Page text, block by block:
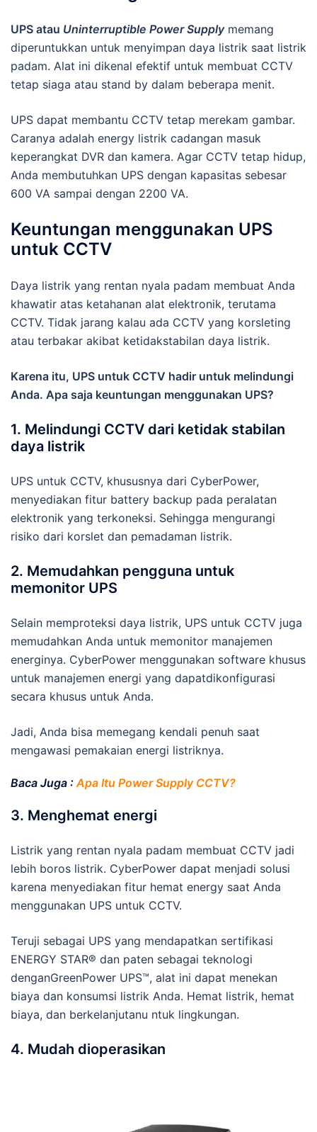
UPS atau Uninterruptible Power Supplymemang
diperuntukkan untuk menyimpan daya listrik saat listrik
padam. Alat ini dikenal efektif untuk membuat CCTV
tetap siaga atau stand by dalam beberapa menit.
UPS dapat membantu CCTV tetap merekam gambar.
Caranya adalah energy listrik cadangan masuk
keperangkat DVR dan kamera. Agar CCTV tetap hidup,
Anda membutuhkan UPS dengan kapasitas sebesar
600 VA sampai dengan 2200 VA.
Keuntungan menggunakan UPS
untuk CCTV
Daya listrik yang rentan nyala padam membuat Anda
khawatir atas ketahanan alat elektronik, terutama
CCTV. Tidak jarang kalau ada CCTV yang korsleting
atau terbakar akibat ketidakstabilan daya listrik.
Karena itu, UPS untuk CCTV hadir untuk melindungi
Anda. Apa saja keuntungan menggunakan UPS?
1. Melindungi CCTV dari ketidak stabilan
daya listrik
UPS untuk CCTV, khususnya dari CyberPower,
menyediakan fitur battery backup pada peralatan
elektronik yang terkoneksi. Sehingga mengurangi
risiko dari korslet dan pemadaman listrik.
2. Memudahkan pengguna untuk
memonitor UPS
Selain memproteksi daya listrik, UPS untuk CCTV juga
memudahkan Anda untuk memonitor manajemen
energinya. CyberPower menggunakan software khusus
untuk manajemen energi yang dapatdikonfigurasi
secara khusus untuk Anda.
Jadi, Anda bisa memegang kendali penuh saat
mengawasi pemakaian energi listriknya.
Baca Juga : Apa Itu Power Supply CCTV?
3. Menghemat energi
Listrik yang rentan nyala padam membuat CCTV jadi
lebih boros listrik. CyberPower dapat menjadi solusi
karena menyediakan fitur hemat energy saat Anda
menggunakan UPS untuk CCTV.
Teruji sebagai UPS yang mendapatkan sertifikasi
ENERGY STAR® dan paten sebagai teknologi
denganGreenPower UPS™, alat ini dapat menekan
biaya dan konsumsi listrik Anda. Hemat listrik, hemat
biaya, dan berkelanjutanu ntuk lingkungan.
4. Mudah dioperasikan